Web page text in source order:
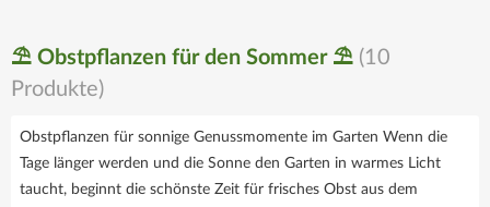
⛱️ Obstpflanzen für den Sommer ⛱️ (10
Produkte)
Obstpflanzen für sonnige Genussmomente im Garten Wenn die
Tage länger werden und die Sonne den Garten in warmes Licht
taucht, beginnt die schönste Zeit für frisches Obst aus dem